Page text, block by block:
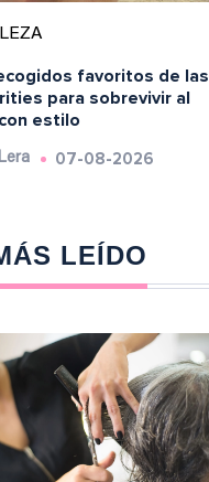
favoritos de las
para sobrevivir al
estilo
07-08-2026
LEÍDO